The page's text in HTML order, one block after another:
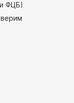
ФЦБ)